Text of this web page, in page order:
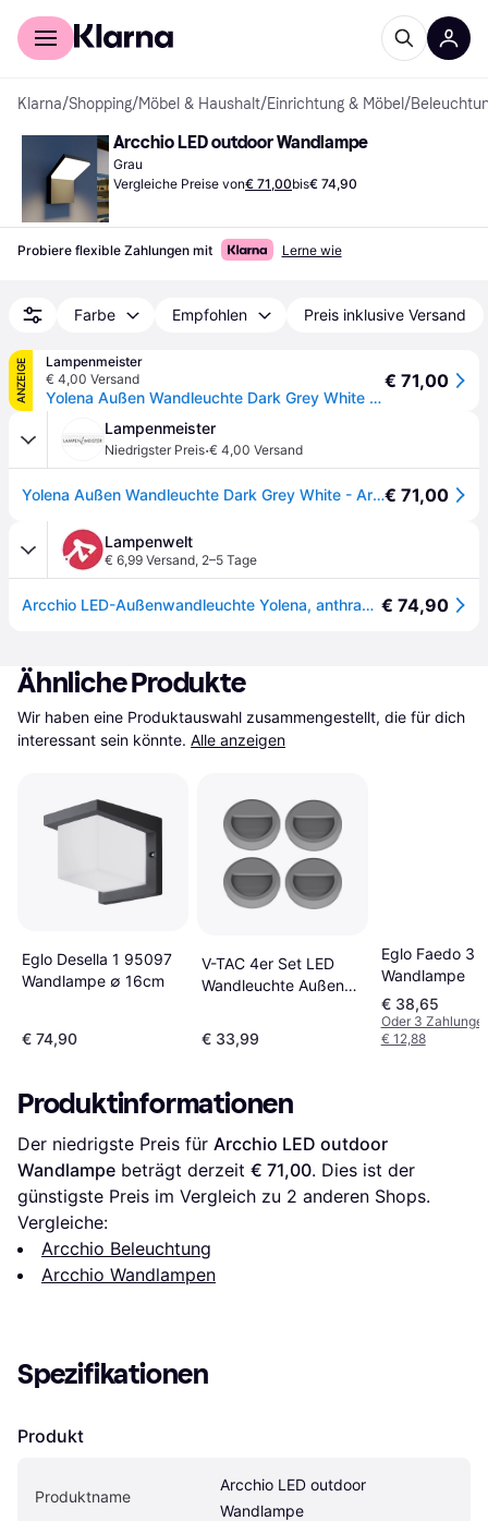
Für Shopper
Klarna/Shopping/Möbel & Haushalt/Einrichtung & Möbel /
Arcchio LED outdoor Wandlampe
Grau
Vergleiche Preise von€ 71,00bis€ 74,90
Probiere flexible Zahlungen mit Lerne wie
Farbe Empfohlen Preis inklusive Versand
ANZEIGE
Lampenmeister
€ 4,00 Versand
Yolena Außen Wandleuchte Dark Grey White - Arcchio - Balkon - Modern - Metall - Einflammig
€ 71,00
Lampenmeister
Niedrigster Preis·€ 4,00 Versand
Yolena Außen Wandleuchte Dark Grey White - Arcchio - Balkon - Modern - Metall - Einflammig€ 71,00
Lampenwelt
€ 6,99 Versand, 2–5 Tage
Arcchio LED-Außenwandleuchte Yolena, anthrazit, Alu, 21cm - dunkelgrau, weiß € 74,90
Ähnliche Produkte
Wir haben eine Produktauswahl zusammengestellt, die für dich
interessant sein könnte. Alle anzeigen
Eglo Desella 1 95097
Wandlampe ∅ 16cm
€ 74,90
V-TAC 4er Set LED
Wandleuchte Außen
Wandlampe
€ 33,99
Eglo Faedo 3
Wandlampe
€ 38,65
Oder 3
€ 12,88
Produktinformationen
Der niedrigste Preis für Arcchio LED outdoor
Wandlampe beträgt derzeit € 71,00. Dies ist der
günstigste Preis im Vergleich zu 2 anderen Shops.
Vergleiche:
Arcchio Beleuchtung
Arcchio Wandlampen
Spezifikationen
Produkt
Produktname
Arcchio LED outdoor
Wandlampe